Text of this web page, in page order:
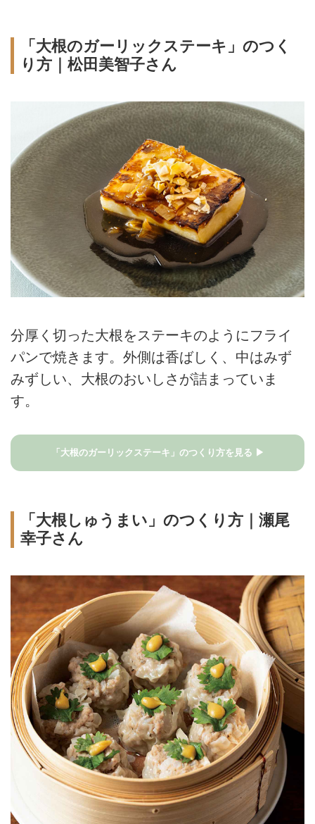
「大根のガーリックステーキ」のつく
り方｜松田美智子さん
分厚く切った大根をステーキのようにフライ
パンで焼きます。外側は香ばしく、中はみず
みずしい、大根のおいしさが詰まっていま
す。
「大根のガーリックステーキ」のつくり方を見る ▶
「大根しゅうまい」のつくり方｜瀬尾
幸子さん